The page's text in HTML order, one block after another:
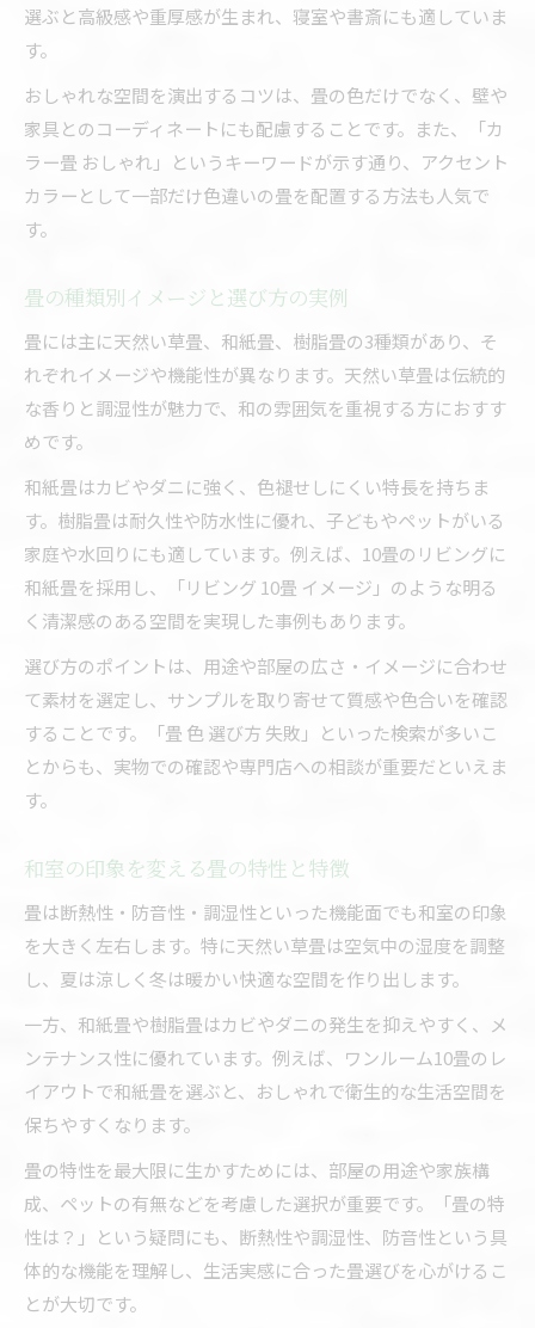
ダイケン畳シミュレーションの活用法
選ぶと高級感や重厚感が生まれ、寝室や書斎にも適していま
す。
おしゃれな空間を演出するコツは、畳の色だけでなく、壁や
家具とのコーディネートにも配慮することです。また、「カ
ラー畳 おしゃれ」というキーワードが示す通り、アクセント
カラーとして一部だけ色違いの畳を配置する方法も人気で
す。
畳の種類別イメージと選び方の実例
畳には主に天然い草畳、和紙畳、樹脂畳の3種類があり、そ
れぞれイメージや機能性が異なります。天然い草畳は伝統的
な香りと調湿性が魅力で、和の雰囲気を重視する方におすす
めです。
和紙畳はカビやダニに強く、色褪せしにくい特長を持ちま
す。樹脂畳は耐久性や防水性に優れ、子どもやペットがいる
家庭や水回りにも適しています。例えば、10畳のリビングに
和紙畳を採用し、「リビング 10畳 イメージ」のような明る
く清潔感のある空間を実現した事例もあります。
選び方のポイントは、用途や部屋の広さ・イメージに合わせ
て素材を選定し、サンプルを取り寄せて質感や色合いを確認
することです。「畳 色 選び方 失敗」といった検索が多いこ
とからも、実物での確認や専門店への相談が重要だといえま
す。
和室の印象を変える畳の特性と特徴
畳は断熱性・防音性・調湿性といった機能面でも和室の印象
を大きく左右します。特に天然い草畳は空気中の湿度を調整
し、夏は涼しく冬は暖かい快適な空間を作り出します。
一方、和紙畳や樹脂畳はカビやダニの発生を抑えやすく、メ
ンテナンス性に優れています。例えば、ワンルーム10畳のレ
イアウトで和紙畳を選ぶと、おしゃれで衛生的な生活空間を
保ちやすくなります。
畳の特性を最大限に生かすためには、部屋の用途や家族構
成、ペットの有無などを考慮した選択が重要です。「畳の特
性は？」という疑問にも、断熱性や調湿性、防音性という具
体的な機能を理解し、生活実感に合った畳選びを心がけるこ
とが大切です。